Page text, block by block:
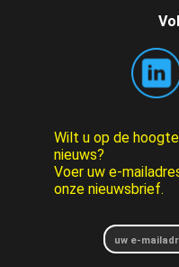
Wilt u op de
nieuws?
Voer uw e-
onze nieuwsbrief.